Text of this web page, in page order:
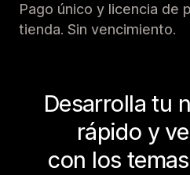
Pago único y licencia de
tienda. Sin vencimiento.
Desarrolla tu
rápido y
con los